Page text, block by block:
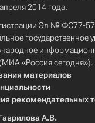
2014 года.
Эл № ФС77-
государственное
«Россия сегодня»).
материалов
рекомендательных
А.В.